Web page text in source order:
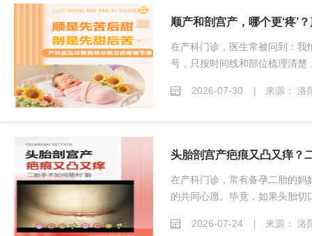
顺产和剖宫产，哪个更‘疼’
在产科门诊，医生常被问到：
号，只按时间线和部位梳理清
2026-07-30 来源： 洛
头胎剖宫产疤痕又凸又痒？
在产科门诊，常有备孕二胎的
的共同心愿。毕竟，如果头胎
2026-07-24 来源： 洛